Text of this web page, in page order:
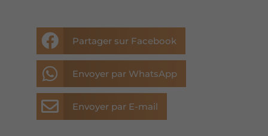
 Partager sur Facebook
 Envoyer par WhatsApp
 Envoyer par E-mail